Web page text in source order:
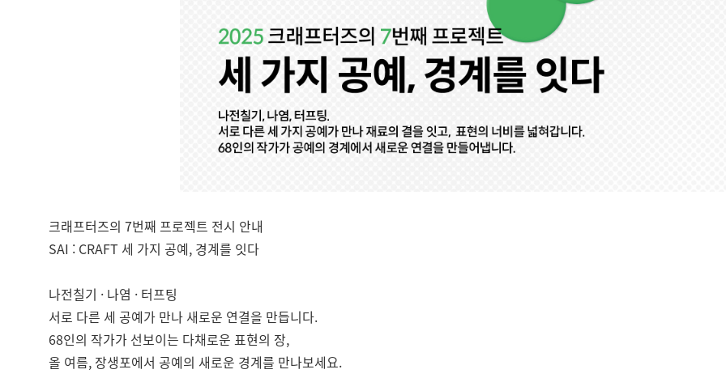
크래프터즈의 7번째 프로젝트 전시 안내
SAI : CRAFT 세 가지 공예, 경계를 잇다
나전칠기 · 나염 · 터프팅
서로 다른 세 공예가 만나 새로운 연결을 만듭니다.
68인의 작가가 선보이는 다채로운 표현의 장,
올 여름, 장생포에서 공예의 새로운 경계를 만나보세요.